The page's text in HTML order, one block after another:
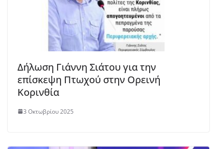
Δήλωση Γιάννη Σιάτου για την
επίσκεψη Πτωχού στην Ορεινή
Κορινθία
3 Οκτωβρίου 2025